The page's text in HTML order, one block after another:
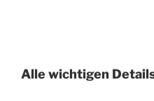
Alle wichtigen